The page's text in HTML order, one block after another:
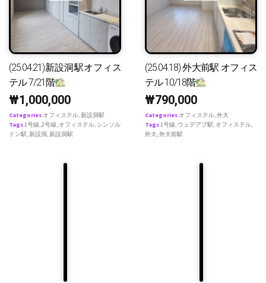
(25.04.21)新設洞駅オフィス
テル 7/21階
₩1,000,000
Categories オフィステル,新設洞駅
Tags1号線,2号線, オフィステル, シンソル
ドン駅,新設洞 ,新設洞駅
(25.04.18) 外大前駅 オフィス
テル 10/18階
₩790,000
Categories オフィステル,外大
Tags1号線, ウェデアプ駅, オフィステル,
外大,外大前駅